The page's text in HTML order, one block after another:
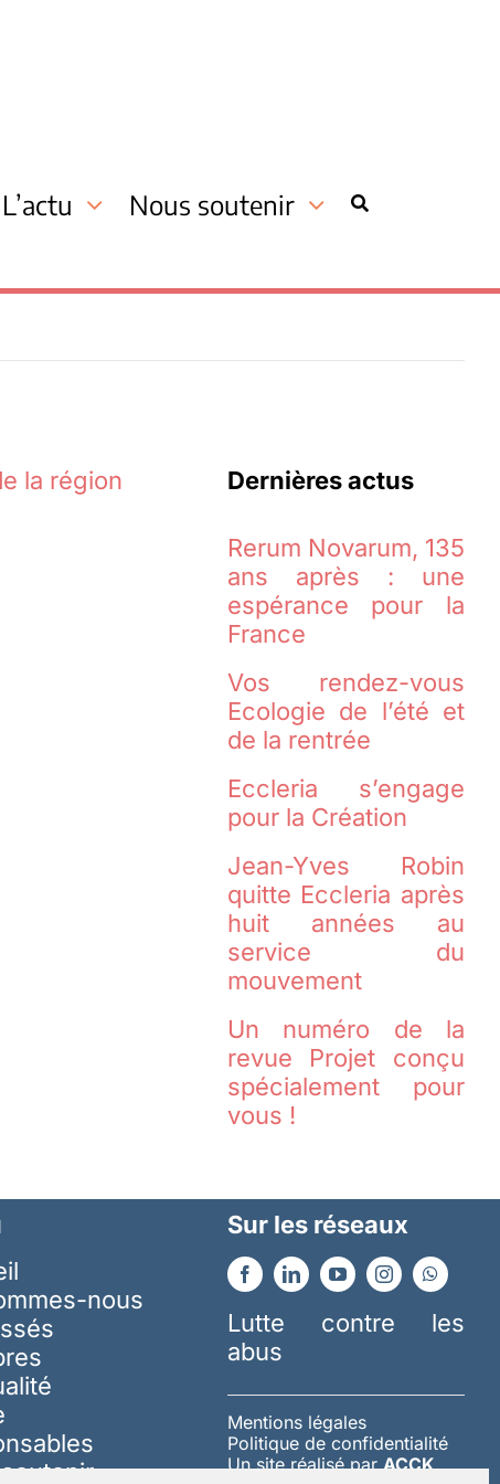
L’actu
Nous soutenir
la région Dernières actus
Rerum Novarum, 135
ans après : une
espérance pour la
France
Vos rendez-vous
Ecologie de l’été et
de la rentrée
Eccleria s’engage
pour la Création
Jean-Yves Robin
quitte Eccleria après
huit années au
service du
mouvement
Un numéro de la
revue Projet conçu
spécialement pour
vous !
nous
Sur les réseaux
Lutte contre les
abus
Mentions légales
Politique de confidentialité
Un site réalisé parACCK